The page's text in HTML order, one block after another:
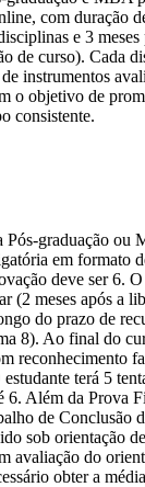
com duração
e 3
de curso). Cada
instrumentos
o objetivo de
consistente.
Pós-graduação ou
em formato
deve ser 6.
(2 meses após a
do prazo de
8). Ao final do
reconhecimento
terá 5
6. Além da Prova
de Conclusão
sob orientação
avaliação do
obter a